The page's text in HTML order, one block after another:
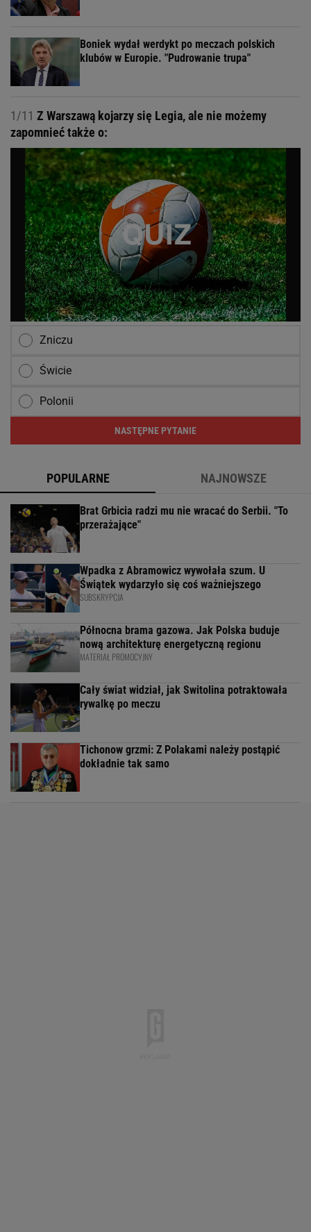
Boniek wydał werdykt po meczach polskich
klubów w Europie. "Pudrowanie trupa"
1/11 Z Warszawą kojarzy się Legia, ale nie możemy
zapomnieć także o:
Zniczu
Świcie
Polonii
NASTĘPNE PYTANIE
POPULARNE NAJNOWSZE
Brat Grbicia radzi mu nie wracać do Serbii. "To
przerażające"
Wpadka z Abramowicz wywołała szum. U
Świątek wydarzyło się coś ważniejszego
SUBSKRYPCJA
Północna brama gazowa. Jak Polska buduje
nową architekturę energetyczną regionu
MATERIAŁ PROMOCYJNY
Cały świat widział, jak Switolina potraktowała
rywalkę po meczu
Tichonow grzmi: Z Polakami należy postąpić
dokładnie tak samo